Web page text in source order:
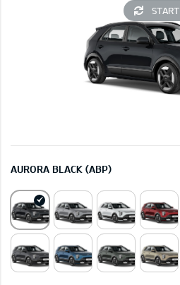
START
AURORA BLACK (ABP)